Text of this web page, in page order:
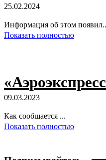
25.02.2024
Информация об этом
Показать полностью
09.03.2023
Как сообщается ...
Показать полностью